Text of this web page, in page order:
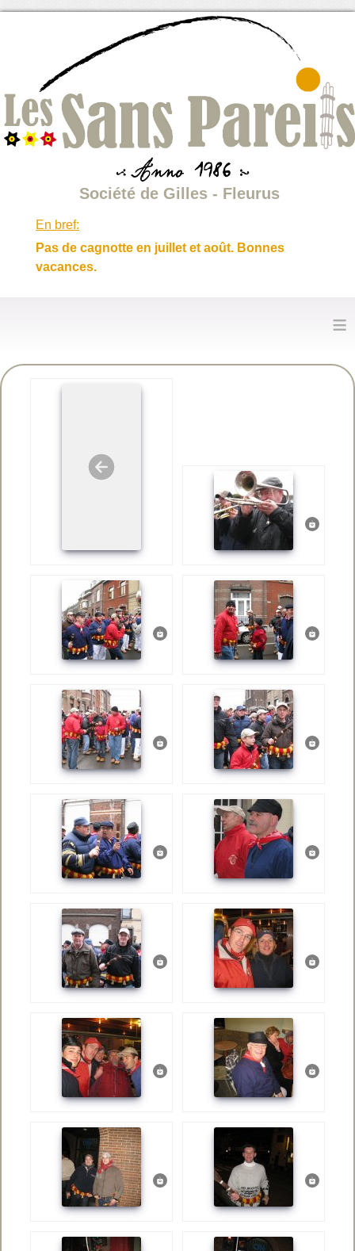
Société de Gilles - Fleurus
En bref:
Pas de cagnotte en juillet et août. Bonnes
vacances.
≡